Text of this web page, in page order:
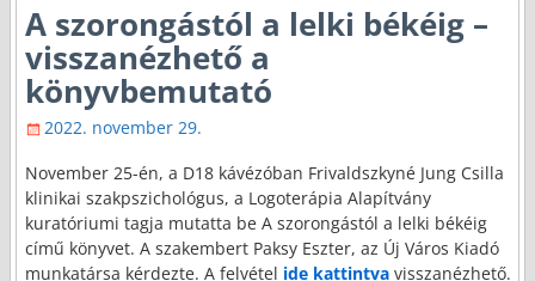
A szorongástól a lelki békéig –
visszanézhető a
könyvbemutató
2022. november 29.
November 25-én, a D18 kávézóban Frivaldszkyné Jung Csilla
klinikai szakpszichológus, a Logoterápia Alapítvány
kuratóriumi tagja mutatta be A szorongástól a lelki békéig
című könyvet. A szakembert Paksy Eszter, az Új Város Kiadó
munkatársa kérdezte. A felvétel ide kattintvavisszanézhető.